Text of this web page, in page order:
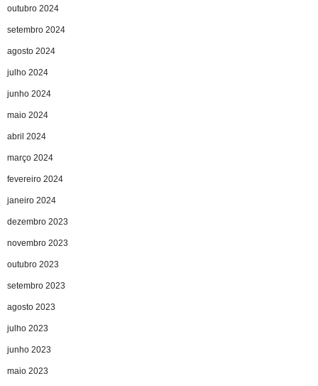
outubro 2024
setembro 2024
agosto 2024
julho 2024
junho 2024
maio 2024
abril 2024
março 2024
fevereiro 2024
janeiro 2024
dezembro 2023
novembro 2023
outubro 2023
setembro 2023
agosto 2023
julho 2023
junho 2023
maio 2023